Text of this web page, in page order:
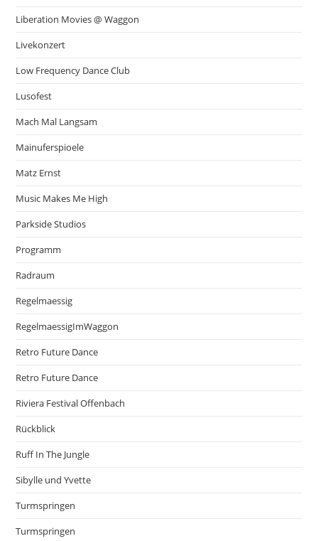
Liberation Movies @ Waggon
Livekonzert
Low Frequency Dance Club
Lusofest
Mach Mal Langsam
Mainuferspioele
Matz Ernst
Music Makes Me High
Parkside Studios
Programm
Radraum
Regelmaessig
RegelmaessigImWaggon
Retro Future Dance
Retro Future Dance
Riviera Festival Offenbach
Rückblick
Ruff In The Jungle
Sibylle und Yvette
Turmspringen
Turmspringen